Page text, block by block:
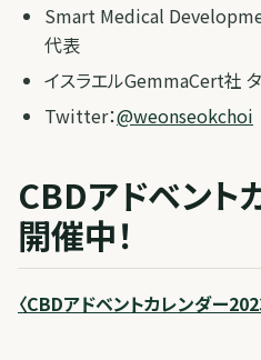
Smart Medical
代表
イスラエルGemmaCert社
Twitter：@weonseokchoi
CBDアドベント
開催中！
〈CBDアドベントカレンダー